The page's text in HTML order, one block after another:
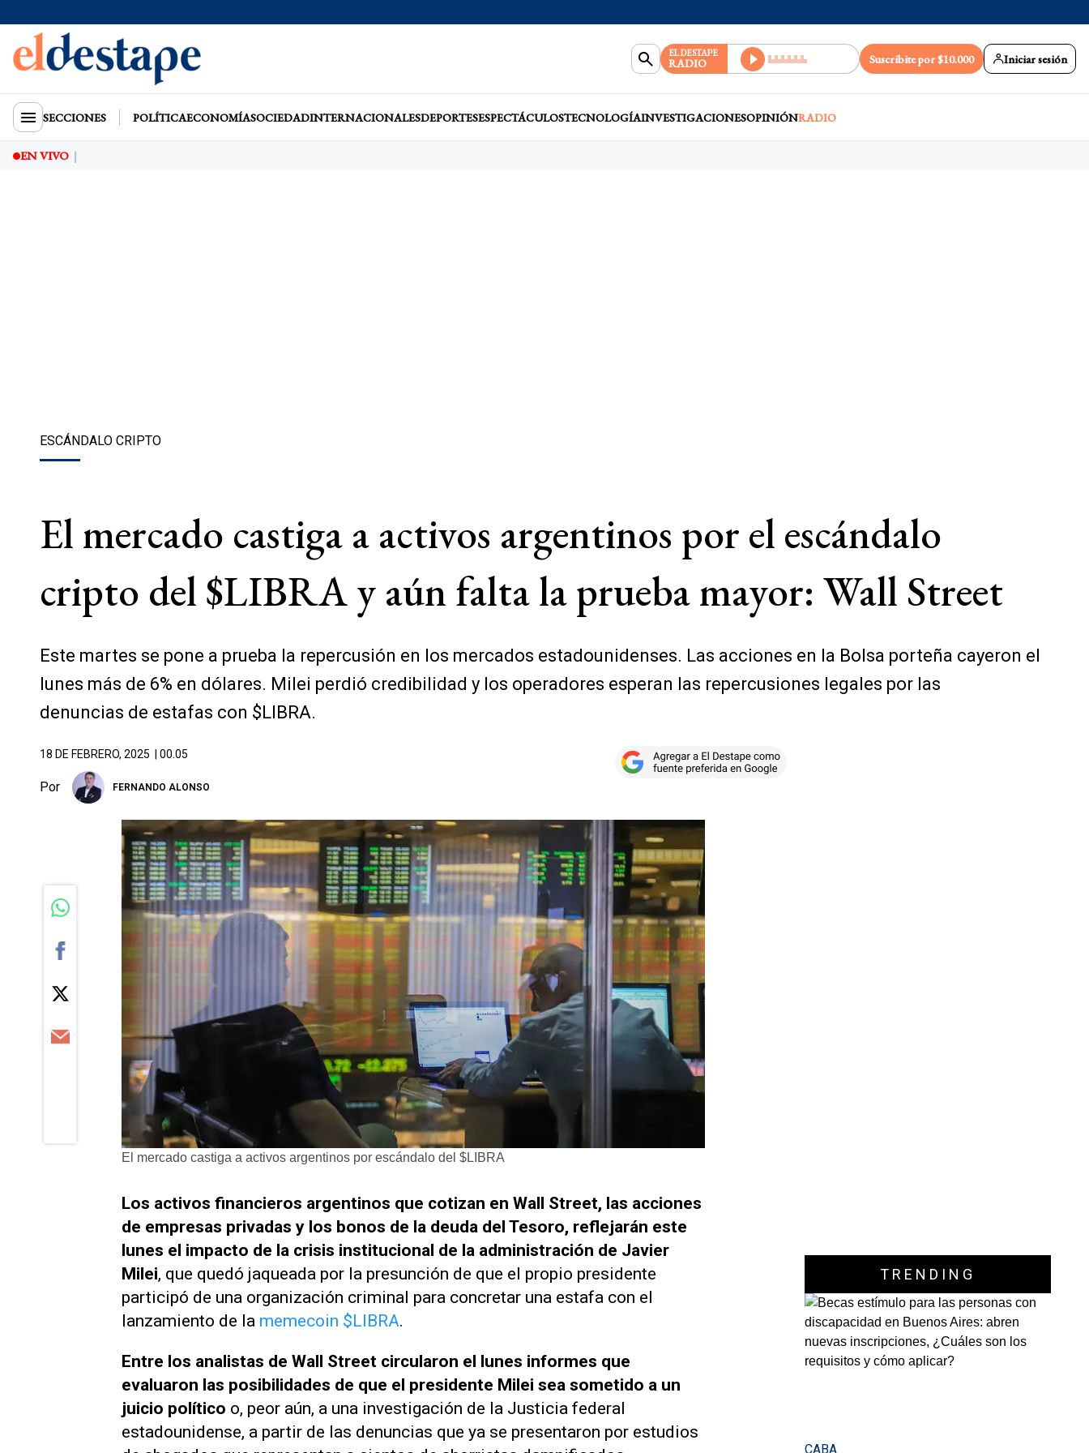
EL DESTAPE
RADIO Suscribite por $10.000 Iniciar sesión
SECCIONES POLÍTICAECONOMÍASOCIEDADINTERNACIONALESDEPORTESESPECTÁCULOSTECNOLOGÍAINVESTIGACIONESOPINIÓNRADIO
EN VIVO
ESCÁNDALO CRIPTO
El mercado castiga a activos argentinos por el escándalo
cripto del $LIBRA y aún falta la prueba mayor: Wall Street
Este martes se pone a prueba la repercusión en los mercados estadounidenses. Las acciones en la Bolsa porteña cayeron el
lunes más de 6% en dólares. Milei perdió credibilidad y los operadores esperan las repercusiones legales por las
denuncias de estafas con $LIBRA.
18 DE FEBRERO, 2025 | 00.05
Por FERNANDO ALONSO
El mercado castiga a activos argentinos por escándalo del $LIBRA
Los activos financieros argentinos que cotizan en Wall Street, las acciones
de empresas privadas y los bonos de la deuda del Tesoro, reflejarán este
lunes el impacto de la crisis institucional de la administración de Javier
Milei, que quedó jaqueada por la presunción de que el propio presidente
participó de una organización criminal para concretar una estafa con el
lanzamiento de la memecoin $LIBRA.
Entre los analistas de Wall Street circularon el lunes informes que
evaluaron las posibilidades de que el presidente Milei sea sometido a un
juicio político o, peor aún, a una investigación de la Justicia federal
estadounidense, a partir de las denuncias que ya se presentaron por estudios
TRENDING
CABA